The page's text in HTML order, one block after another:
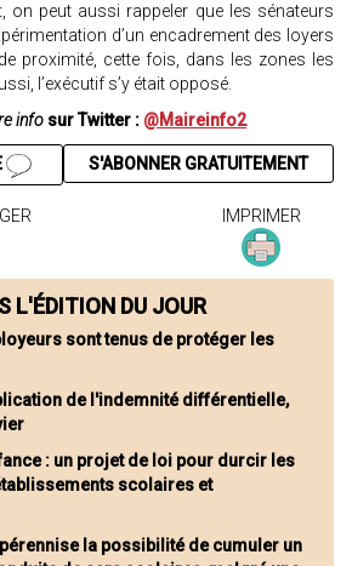
on peut aussi rappeler que les sénateurs
d’un encadrement des loyers
proximité, cette fois, dans les zones les
l’exécutif s’y était opposé.
info sur Twitter : @Maireinfo2
S'ABONNER GRATUITEMENT
IMPRIMER
L'ÉDITION DU JOUR
sont tenus de protéger les
de l'indemnité différentielle,
: un projet de loi pour durcir les
scolaires et
la possibilité de cumuler un